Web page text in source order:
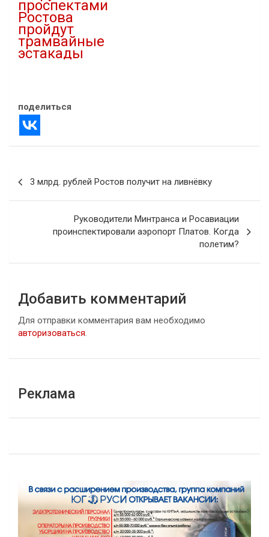
проспектами
Ростова
пройдут
трамвайные
эстакады
поделиться
3 млрд. рублей Ростов получит на ливнёвку
Руководители Минтранса и Росавиации
проинспектировали аэропорт Платов. Когда
полетим?
Добавить комментарий
Для отправки комментария вам необходимо
авторизоваться.
Реклама